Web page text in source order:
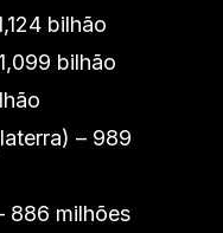
bilhão
bilhão
– 989
886 milhões